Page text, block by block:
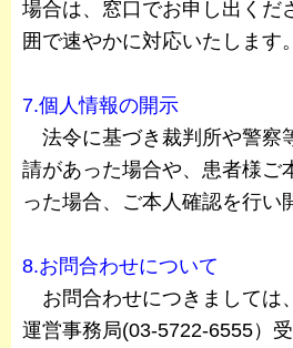
場合は、窓口でお申し出くだ
囲で速やかに対応いたします。
7.個人情報の開示
法令に基づき裁判所や警察
請があった場合や、患者様ご
った場合、ご本人確認を行い
8.お問合わせについて
お問合わせにつきましては
運営事務局(03-5722-6555）